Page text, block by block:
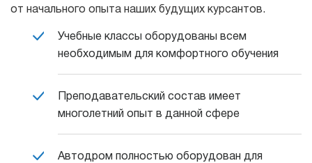
от начального опыта наших будущих курсантов.
Учебные классы оборудованы всем
необходимым для комфортного обучения
Преподавательский состав имеет
многолетний опыт в данной сфере
Автодром полностью оборудован для